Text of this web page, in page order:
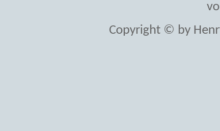
Copyright © by